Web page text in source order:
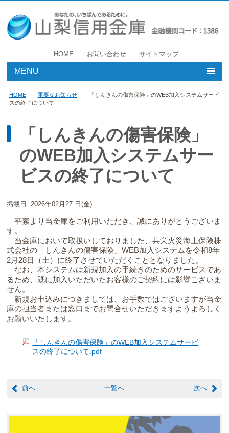
HOME お問い合わせ サイトマップ
MENU
個人のお客様
店舗・ATM
やましんについて
HOME 重要なお知らせ
「しんきんの傷害保険」のWEB加入システムサービ
スの終了について
「しんきんの傷害保険」
のWEB加入システムサー
ビスの終了について
掲載日: 2026年02月27 日(金)
平素より当金庫をご利用いただき、誠にありがとうございま
す。
当金庫において取扱いしておりました、共栄火災海上保険株
式会社の「しんきんの傷害保険」WEB加入システムを令和8年
2月28日（土）に終了させていただくこととなりました。
なお、本システムは新規加入の手続きのためのサービスであ
るため、既に加入いただいたお客様のご契約には影響ございま
せん。
新規お申込みにつきましては、お手数ではございますが当金
庫の担当者または窓口までお問合せいただきますようよろしく
お願いいたします。
「しんきんの傷害保険」のWEB加入システムサービ
スの終了について.pdf
前へ 一覧へ 次へ